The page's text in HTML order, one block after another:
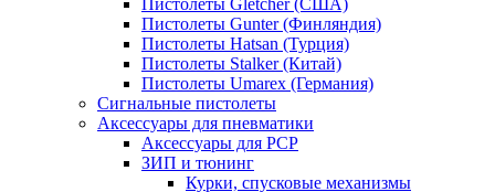
Пистолеты Gunter (Финляндия)
Пистолеты Hatsan (Турция)
Пистолеты Stalker (Китай)
Пистолеты Umarex (Германия)
Сигнальные пистолеты
Аксессуары для пневматики
Аксессуары для PCP
ЗИП и тюнинг
Курки, спусковые механизмы